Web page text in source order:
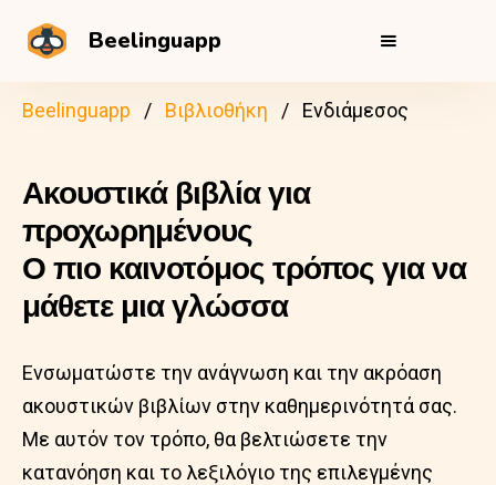
Beelinguapp
Beelinguapp Βιβλιοθήκη Ενδιάμεσος
Ακουστικά βιβλία για
προχωρημένους
Ο πιο καινοτόμος τρόπος για να
μάθετε μια γλώσσα
Ενσωματώστε την ανάγνωση και την ακρόαση
ακουστικών βιβλίων στην καθημερινότητά σας.
Με αυτόν τον τρόπο, θα βελτιώσετε την
κατανόηση και το λεξιλόγιο της επιλεγμένης